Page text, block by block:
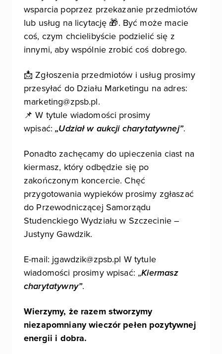
wsparcia poprzez przekazanie przedmiotów
lub usług na licytację 🎁. Być może macie
coś, czym chcielibyście podzielić się z
innymi, aby wspólnie zrobić coś dobrego.
📩 Zgłoszenia przedmiotów i usług prosimy
przesyłać do Działu Marketingu na adres:
marketing@zpsb.pl.
📌 W tytule wiadomości prosimy
wpisać:„Udział w aukcji charytatywnej”.
Ponadto zachęcamy do upieczenia ciast na
kiermasz, który odbędzie się po
zakończonym koncercie. Chęć
przygotowania wypieków prosimy zgłaszać
do Przewodniczącej Samorządu
Studenckiego Wydziału w Szczecinie –
Justyny Gawdzik.
E-mail: jgawdzik@zpsb.pl W tytule
wiadomości prosimy wpisać: „Kiermasz
charytatywny”.
Wierzymy, że razem stworzymy
niezapomniany wieczór pełen pozytywnej
energii i dobra.